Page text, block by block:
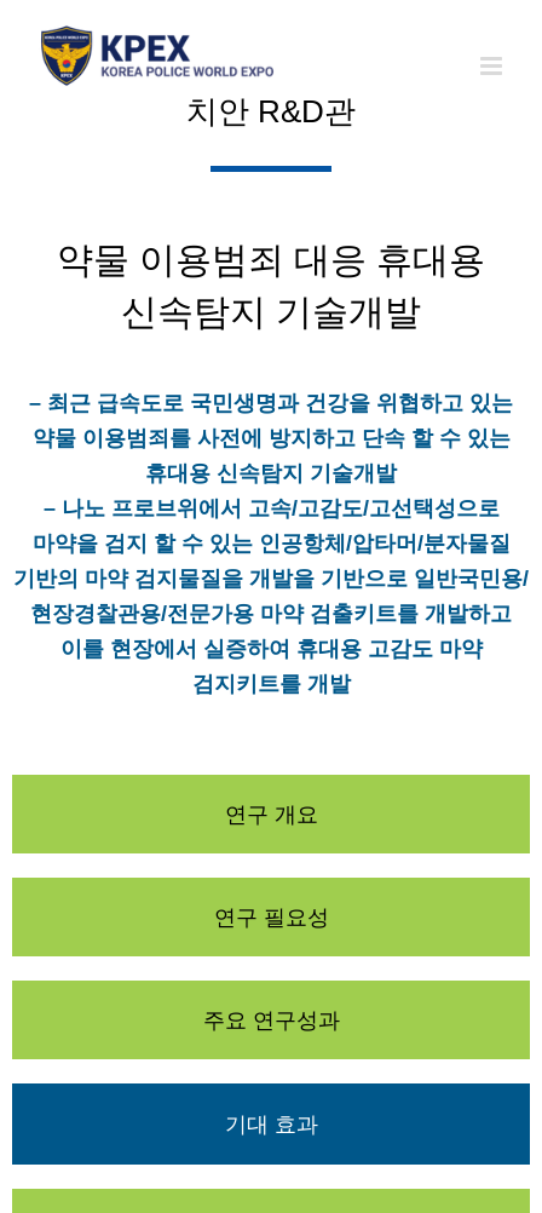
content
치안 R&D관
약물 이용범죄 대응 휴대용
신속탐지 기술개발
– 최근 급속도로 국민생명과 건강을 위협하고 있는
약물 이용범죄를 사전에 방지하고 단속 할 수 있는
휴대용 신속탐지 기술개발
– 나노 프로브위에서 고속/고감도/고선택성으로
마약을 검지 할 수 있는 인공항체/압타머/분자물질
기반의 마약 검지물질을 개발을 기반으로 일반국민용/
현장경찰관용/전문가용 마약 검출키트를 개발하고
이를 현장에서 실증하여 휴대용 고감도 마약
검지키트를 개발
연구 개요
연구 필요성
주요 연구성과
기대 효과